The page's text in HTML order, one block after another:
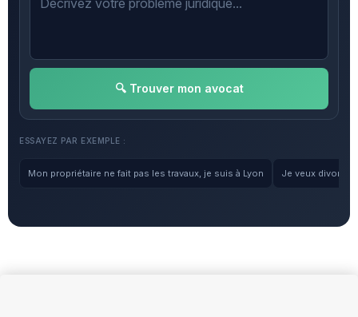
🔍 Trouver mon avocat
ESSAYEZ PAR EXEMPLE :
Mon propriétaire ne fait pas les travaux, je suis à Lyon Je veux